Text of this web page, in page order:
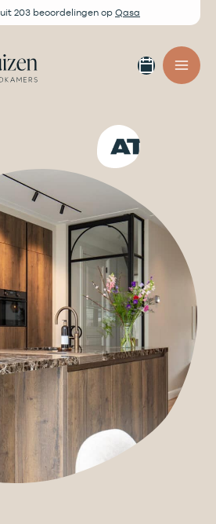
uit 203 beoordelingen op Qasa
maken